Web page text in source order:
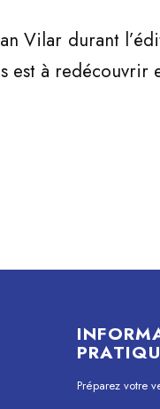
Vilar durant
est à redécouvrir
Préparez votre